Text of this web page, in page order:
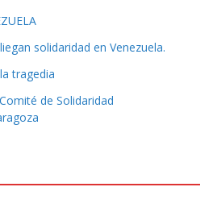
solidaridad en Venezuela.
tragedia
de Solidaridad